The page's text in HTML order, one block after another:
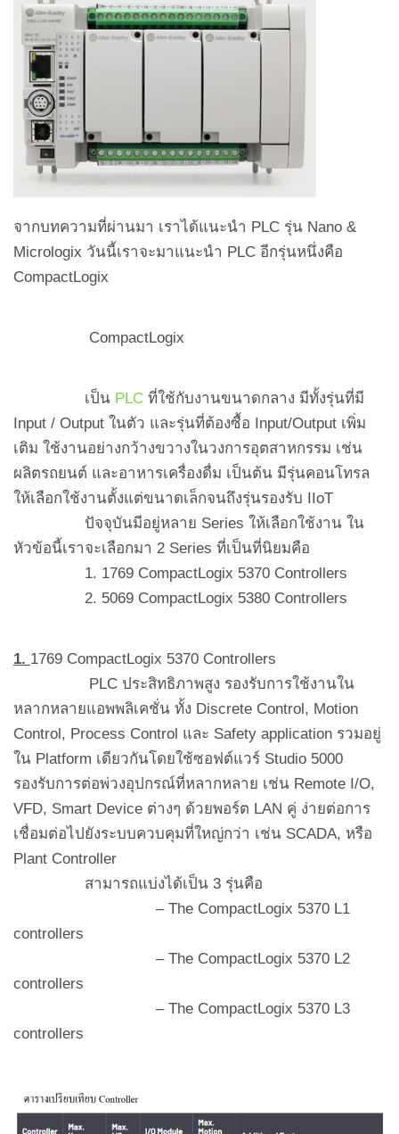
จากบทความที่ผ่านมา เราได้แนะนำ PLC รุ่น Nano &
Micrologix วันนี้เราจะมาแนะนำ PLC อีกรุ่นหนึ่งคือ
CompactLogix
CompactLogix
เป็น PLC ที่ใช้กับงานขนาดกลาง มีทั้งรุ่นที่มี
Input / Output ในตัว และรุ่นที่ต้องซื้อ Input/Output เพิ่ม
เติม ใช้งานอย่างกว้างขวางในวงการอุตสาหกรรม เช่น
ผลิตรถยนต์ และอาหารเครื่องดื่ม เป็นต้น มีรุ่นคอนโทรล
ให้เลือกใช้งานตั้งแต่ขนาดเล็กจนถึงรุ่นรองรับ IIoT
ปัจจุบันมีอยู่หลาย Series ให้เลือกใช้งาน ใน
หัวข้อนี้เราจะเลือกมา 2 Series ที่เป็นที่นิยมคือ
1. 1769 CompactLogix 5370 Controllers
2. 5069 CompactLogix 5380 Controllers
1. 1769 CompactLogix 5370 Controllers
PLC ประสิทธิภาพสูง รองรับการใช้งานใน
หลากหลายแอพพลิเคชั่น ทั้ง Discrete Control, Motion
Control, Process Control และ Safety application รวมอยู่
ใน Platform เดียวกันโดยใช้ซอฟต์แวร์ Studio 5000
รองรับการต่อพ่วงอุปกรณ์ที่หลากหลาย เช่น Remote I/O,
VFD, Smart Device ต่างๆ ด้วยพอร์ต LAN คู่ ง่ายต่อการ
เชื่อมต่อไปยังระบบควบคุมที่ใหญ่กว่า เช่น SCADA, หรือ
Plant Controller
สามารถแบ่งได้เป็น 3 รุ่นคือ
– The CompactLogix 5370 L1
controllers
– The CompactLogix 5370 L2
controllers
– The CompactLogix 5370 L3
controllers